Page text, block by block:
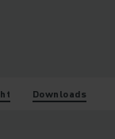
Downloads